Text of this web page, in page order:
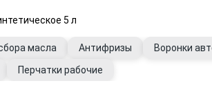
5 л
масла Антифризы Воронки
Перчатки рабочие